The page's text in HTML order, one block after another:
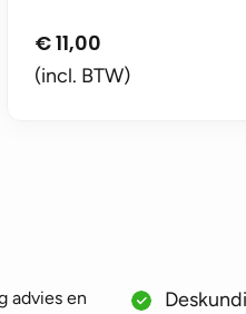
€11,00
(incl. BTW)
advies en